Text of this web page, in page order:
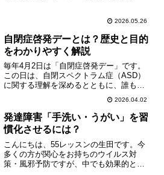
の方は少なくありません。そこで今回
は、「発達障害に気づくタ...
2026.05.26
自閉症啓発デーとは？歴史と目的
をわかりやすく解説
毎年4月2日は「自閉症啓発デー」です。
この日は、自閉スペクトラム症（ASD）
に関する理解を深めるとともに、誰もが
安心して暮らせる社会の実現について考
えるために制定された国際的な記念日で
す。この記事では、自閉症啓発デーの成
り立ちや背景、世界各...
2026.04.02
発達障害「手洗い・うがい」を習
慣化させるには？
こんにちは、55レッスンの生田です。今
多くの方が関心をお持ちのウイルス対
策・風邪予防ですが、中でも効果的と言